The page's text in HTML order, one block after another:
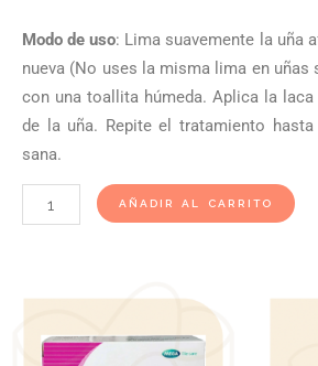
Modo de uso: Lima suavemente la uña
nueva (No uses la misma lima en uñas
con una toallita húmeda. Aplica la
de la uña. Repite el tratamiento
sana.
Loceryl
Laca
5%
AÑADIR AL CARRITO